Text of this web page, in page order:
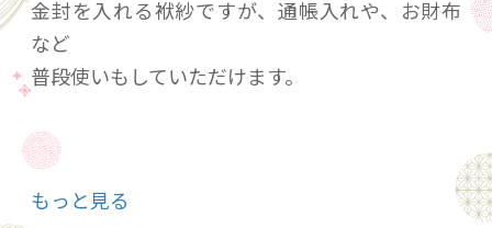
金封を入れる袱紗ですが、通帳入れや、お財布
など
普段使いもしていただけます。
お色はモノトーン調で、白とグレーからお選び
いただけます。
もっと見る